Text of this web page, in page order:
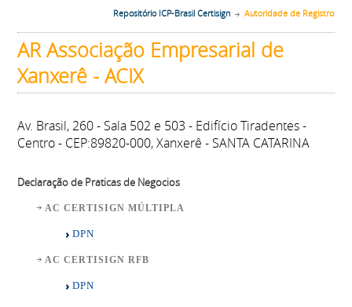
Repositório ICP-Brasil Certisign Autoridade de Registro
AR Associação Empresarial de
Xanxerê - ACIX
Av. Brasil, 260 - Sala 502 e 503 - Edifício Tiradentes -
Centro - CEP:89820-000, Xanxerê - SANTA CATARINA
Declaração de Praticas de Negocios
AC CERTISIGN MÚLTIPLA
DPN
AC CERTISIGN RFB
DPN